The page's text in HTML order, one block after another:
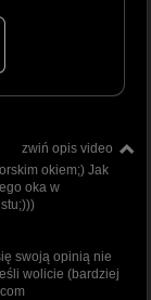
zwiń opis video
okiem;) Jak
oka w
swoją opinią nie
wolicie (bardziej